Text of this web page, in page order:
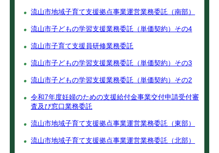
流山市地域子育て支援拠点事業運営業務委託（南部）
流山市子どもの学習支援業務委託（単価契約）その4
流山市子育て支援員研修業務委託
流山市子どもの学習支援業務委託（単価契約）その3
流山市子どもの学習支援業務委託（単価契約）その2
令和7年度妊婦のための支援給付金事業交付申請受付審
査及び窓口業務委託
流山市地域子育て支援拠点事業運営業務委託（東部）
流山市地域子育て支援拠点事業運営業務委託（北部）